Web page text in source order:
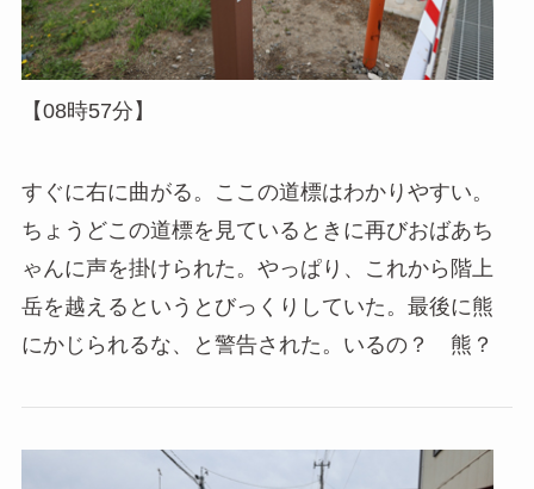
【08時57分】
すぐに右に曲がる。ここの道標はわかりやすい。
ちょうどこの道標を見ているときに再びおばあち
ゃんに声を掛けられた。やっぱり、これから階上
岳を越えるというとびっくりしていた。最後に熊
にかじられるな、と警告された。いるの？ 熊？